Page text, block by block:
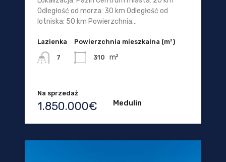
Odległość od morza: 30 km Odległość od
lotniska: 50 km Powierzchnia...
Lazienka
7
Powierzchnia mieszkalna (m²)
310 m²
Na sprzedaż
1.850.000€ Medulin